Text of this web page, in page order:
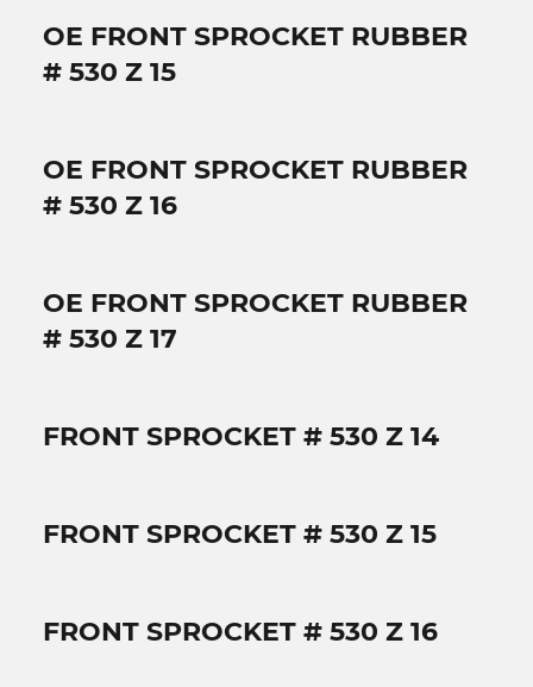
OE FRONT SPROCKET RUBBER
# 530 Z 15
OE FRONT SPROCKET RUBBER
# 530 Z 16
OE FRONT SPROCKET RUBBER
# 530 Z 17
FRONT SPROCKET # 530 Z 14
FRONT SPROCKET # 530 Z 15
FRONT SPROCKET # 530 Z 16